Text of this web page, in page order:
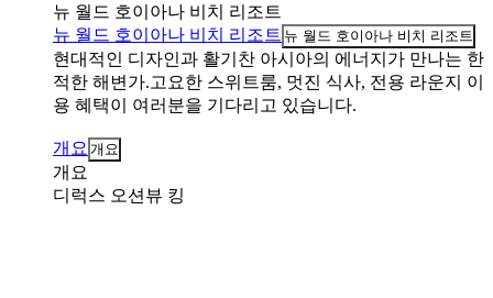
뉴 월드 호이아나 비치 리조트
뉴 월드 호이아나 비치 리조트 뉴 월드 호이아나 비치 리조트
현대적인 디자인과 활기찬 아시아의 에너지가 만나는 한
적한 해변가.고요한 스위트룸, 멋진 식사, 전용 라운지 이
용 혜택이 여러분을 기다리고 있습니다.
개요 개요
개요
디럭스 오션뷰 킹